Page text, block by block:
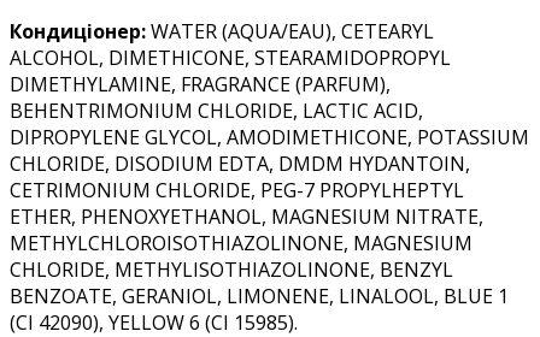
Кондиціонер:WATER (AQUA/EAU), CETEARYL
ALCOHOL, DIMETHICONE, STEARAMIDOPROPYL
DIMETHYLAMINE, FRAGRANCE (PARFUM),
BEHENTRIMONIUM CHLORIDE, LACTIC ACID,
DIPROPYLENE GLYCOL, AMODIMETHICONE, POTASSIUM
CHLORIDE, DISODIUM EDTA, DMDM HYDANTOIN,
CETRIMONIUM CHLORIDE, PEG-7 PROPYLHEPTYL
ETHER, PHENOXYETHANOL, MAGNESIUM NITRATE,
METHYLCHLOROISOTHIAZOLINONE, MAGNESIUM
CHLORIDE, METHYLISOTHIAZOLINONE, BENZYL
BENZOATE, GERANIOL, LIMONENE, LINALOOL, BLUE 1
(CI 42090), YELLOW 6 (CI 15985).